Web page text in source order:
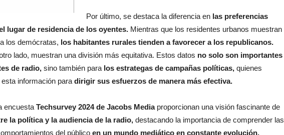
Por último, se destaca la diferencia en las preferencias
lugar de residencia de los oyentes. Mientras que los residentes urbanos muestran
los demócratas, los habitantes rurales tienden a favorecer a los republicanos.
lado, muestran una división más equitativa. Estos datos no solo son importantes
de radio, sino también para los estrategas de campañas políticas, quienes
información para dirigir sus esfuerzos de manera más efectiva.
encuesta Techsurvey 2024 de Jacobs Mediaproporcionan una visión fascinante de
la política y la audiencia de la radio, destacando la importancia de comprender las
del público en un mundo mediático en constante evolución.